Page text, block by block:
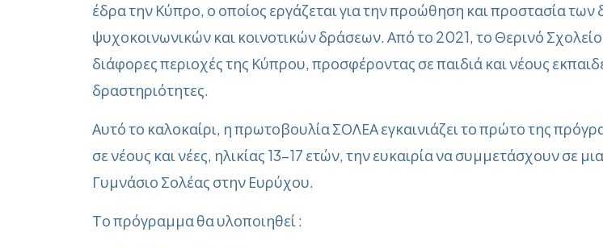
έδρα την Κύπρο, ο οποίος εργάζεται για την προώθηση και προστασία
ψυχοκοινωνικών και κοινοτικών δράσεων. Από το 2021, το Θερινό
διάφορες περιοχές της Κύπρου, προσφέροντας σε παιδιά και νέους
δραστηριότητες.
Αυτό το καλοκαίρι, η πρωτοβουλία ΣΟΛΕΑ εγκαινιάζει το πρώτο της
σε νέους και νέες, ηλικίας 13–17 ετών, την ευκαιρία να συμμετάσχουν σε
Γυμνάσιο Σολέας στην Ευρύχου.
Το πρόγραμμα θα υλοποιηθεί :